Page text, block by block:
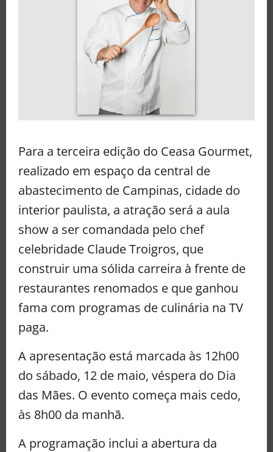
Para a terceira edição do Ceasa Gourmet,
realizado em espaço da central de
abastecimento de Campinas, cidade do
interior paulista, a atração será a aula
show a ser comandada pelo chef
celebridade Claude Troigros, que
construir uma sólida carreira à frente de
restaurantes renomados e que ganhou
fama com programas de culinária na TV
paga.
A apresentação está marcada às 12h00
do sábado, 12 de maio, véspera do Dia
das Mães. O evento começa mais cedo,
às 8h00 da manhã.
A programação inclui a abertura da